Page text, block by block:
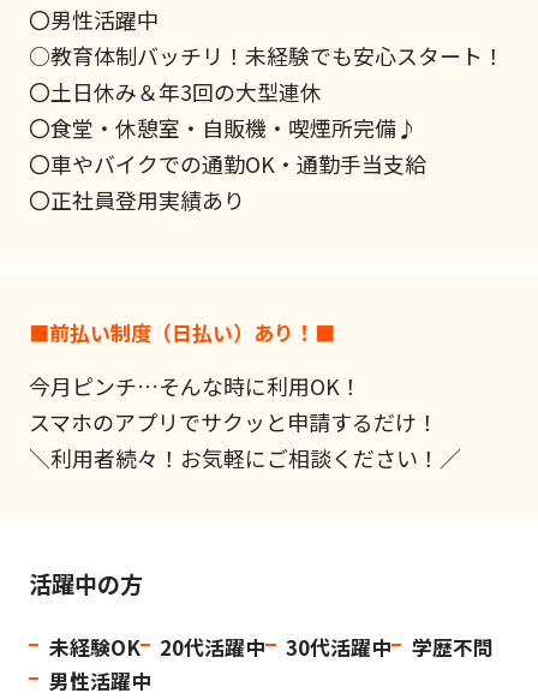
〇男性活躍中
○教育体制バッチリ！未経験でも安心スタート！
〇土日休み＆年3回の大型連休
〇食堂・休憩室・自販機・喫煙所完備♪
〇車やバイクでの通勤OK・通勤手当支給
〇正社員登用実績あり
■前払い制度（日払い）あり！■
今月ピンチ…そんな時に利用OK！
スマホのアプリでサクッと申請するだけ！
＼利用者続々！お気軽にご相談ください！／
活躍中の方
未経験OK 20代活躍中 30代活躍中
学歴不問
男性活躍中